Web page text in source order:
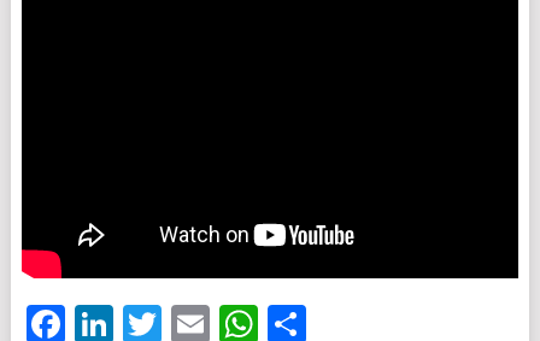
Facebook
LinkedIn
Twitter
EmailWhatsApp
分